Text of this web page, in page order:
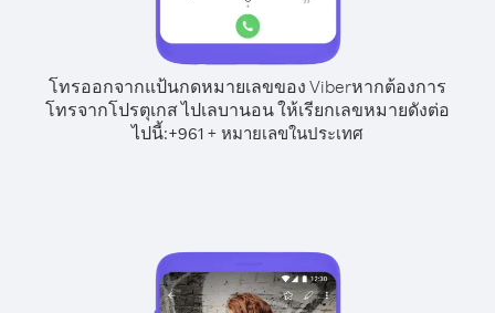
โทรออกจากแป้นกดหมายเลขของ Viberหากต้องการ
โทรจากโปรตุเกส ไปเลบานอน ให้เรียกเลขหมายดังต่อ
ไปนี้:+961 + หมายเลขในประเทศ